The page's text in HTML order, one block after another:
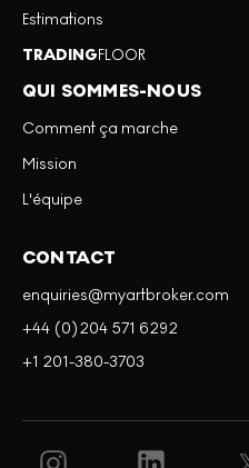
Estimations
TRADINGFLOOR
QUI SOMMES-NOUS
Comment ça marche
Mission
L'équipe
CONTACT
enquiries@myartbroker.com
+44 (0)204 571 6292
+1 201-380-3703